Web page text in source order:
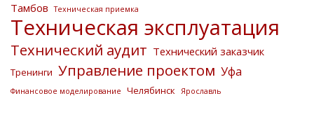
Тамбов Техническая приемка
Техническая эксплуатация
Технический аудит Технический заказчик
Тренинги Управление проектом Уфа
Финансовое моделирование Челябинск Ярославль